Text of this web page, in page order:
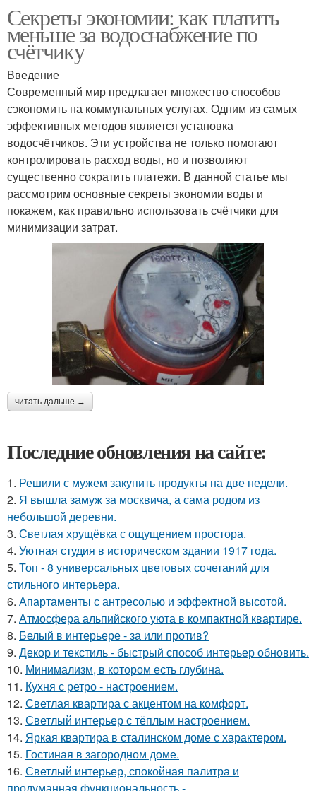
Секреты экономии: как платить
меньше за водоснабжение по
счётчику
Введение
Современный мир предлагает множество способов
сэкономить на коммунальных услугах. Одним из самых
эффективных методов является установка
водосчётчиков. Эти устройства не только помогают
контролировать расход воды, но и позволяют
существенно сократить платежи. В данной статье мы
рассмотрим основные секреты экономии воды и
покажем, как правильно использовать счётчики для
минимизации затрат.
читать дальше →
Последние обновления на сайте:
1. Решили с мужем закупить продукты на две недели.
2. Я вышла замуж за москвича, а сама родом из
небольшой деревни.
3. Светлая хрущёвка с ощущением простора.
4. Уютная студия в историческом здании 1917 года.
5. Топ - 8 универсальных цветовых сочетаний для
стильного интерьера.
6. Апартаменты с антресолью и эффектной высотой.
7. Атмосфера альпийского уюта в компактной квартире.
8. Белый в интерьере - за или против?
9. Декор и текстиль - быстрый способ интерьер обновить.
10. Минимализм, в котором есть глубина.
11. Кухня с ретро - настроением.
12. Светлая квартира с акцентом на комфорт.
13. Светлый интерьер с тёплым настроением.
14. Яркая квартира в сталинском доме с характером.
15. Гостиная в загородном доме.
16. Светлый интерьер, спокойная палитра и
продуманная функциональность -.